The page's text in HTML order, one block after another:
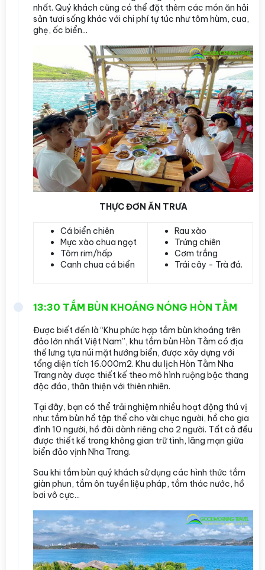
nhất. Quý khách cũng có thể đặt thêm các món ăn hải
sản tươi sống khác với chi phí tự túc như tôm hùm, cua,
ghẹ, ốc biển...
THỰC ĐƠN ĂN TRƯA
Cá biển chiên
Mực xào chua ngọt
Tôm rim/hấp
Canh chua cá biển
Rau xào
Trứng chiên
Cơm trắng
Trái cây - Trà đá.
13:30 TẮM BÙN KHOÁNG NÓNG HÒN TẰM
Được biết đến là “Khu phức hợp tắm bùn khoáng trên
đảo lớn nhất Việt Nam”, khu tắm bùn Hòn Tằm có địa
thế lưng tựa núi mặt hướng biển, được xây dựng với
tổng diện tích 16.000m2. Khu du lịch Hòn Tằm Nha
Trang này được thiết kế theo mô hình ruộng bậc thang
độc đáo, thân thiện với thiên nhiên.
Tại đây, bạn có thể trải nghiệm nhiều hoạt động thú vị
như: tắm bùn hồ tập thể cho vài chục người, hồ cho gia
đình 10 người, hồ đôi dành riêng cho 2 người. Tất cả đều
được thiết kế trong không gian trữ tình, lãng mạn giữa
biển đảo vịnh Nha Trang.
Sau khi tắm bùn quý khách sử dụng các hình thức tắm
giàn phun, tắm ôn tuyền liệu pháp, tắm thác nước, hồ
bơi vô cực...